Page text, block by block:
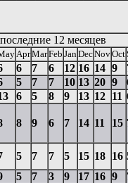
12 месяцев
AprMarFeb Jan DecNovOct
6 7 6 12 16 14 9
5 7 7 10 13 20 9
6 5 8 9 13 12 11
8 9 6 7 14 11 15
5 7 7 5 15 18 16
5 7 3 9 17 16 9